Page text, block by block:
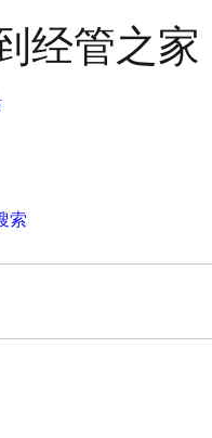
经管之家
索